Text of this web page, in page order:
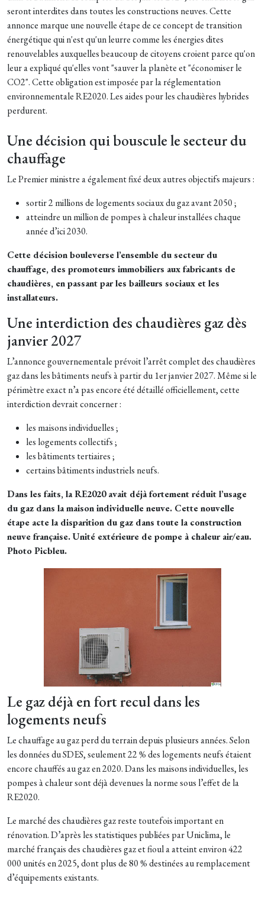
seront interdites dans toutes les constructions neuves. Cette
annonce marque une nouvelle étape de ce concept de transition
énergétique qui n'est qu'un leurre comme les énergies dites
renouvelables auxquelles beaucoup de citoyens croient parce qu'on
leur a expliqué qu'elles vont "sauver la planète et "économiser le
CO2". Cette obligation est imposée par la réglementation
environnementale RE2020. Les aides pour les chaudières hybrides
perdurent.
Une décision qui bouscule le secteur du
chauffage
Le Premier ministre a également fixé deux autres objectifs majeurs :
sortir 2 millions de logements sociaux du gaz avant 2050 ;
atteindre un million de pompes à chaleur installées chaque
année d’ici 2030.
Cette décision bouleverse l’ensemble du secteur du
chauffage, des promoteurs immobiliers aux fabricants de
chaudières, en passant par les bailleurs sociaux et les
installateurs.
Une interdiction des chaudières gaz dès
janvier 2027
L’annonce gouvernementale prévoit l’arrêt complet des chaudières
gaz dans les bâtiments neufs à partir du 1er janvier 2027. Même si le
périmètre exact n’a pas encore été détaillé officiellement, cette
interdiction devrait concerner :
les maisons individuelles ;
les logements collectifs ;
les bâtiments tertiaires ;
certains bâtiments industriels neufs.
Dans les faits, la RE2020 avait déjà fortement réduit l’usage
du gaz dans la maison individuelle neuve. Cette nouvelle
étape acte la disparition du gaz dans toute la construction
neuve française. Unité extérieure de pompe à chaleur air/eau.
Photo Picbleu.
Le gaz déjà en fort recul dans les
logements neufs
Le chauffage au gaz perd du terrain depuis plusieurs années. Selon
les données du SDES, seulement 22 % des logements neufs étaient
encore chauffés au gaz en 2020. Dans les maisons individuelles, les
pompes à chaleur sont déjà devenues la norme sous l’effet de la
RE2020.
Le marché des chaudières gaz reste toutefois important en
rénovation. D’après les statistiques publiées par Uniclima, le
marché français des chaudières gaz et fioul a atteint environ 422
000 unités en 2025, dont plus de 80 % destinées au remplacement
d’équipements existants.